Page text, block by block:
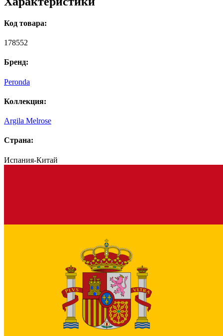
Код товара:
178552
Бренд:
Peronda
Коллекция:
Argila Melrose
Страна:
Испания-Китай